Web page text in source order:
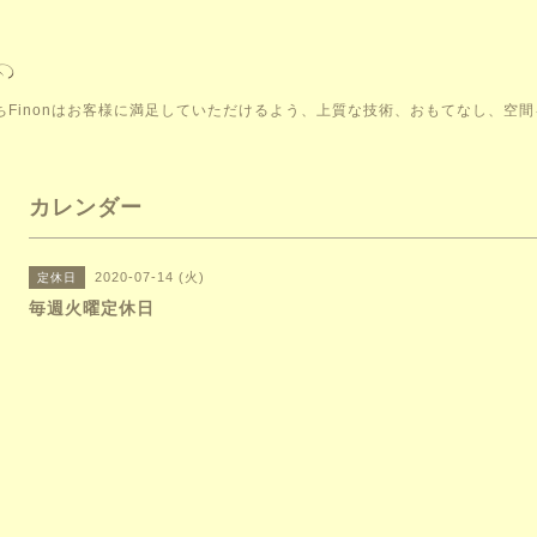
はお客様に満足していただけるよう、上質な技術、おもてなし、空
カレンダー
定休日 2020-07-14 (火)
毎週火曜定休日